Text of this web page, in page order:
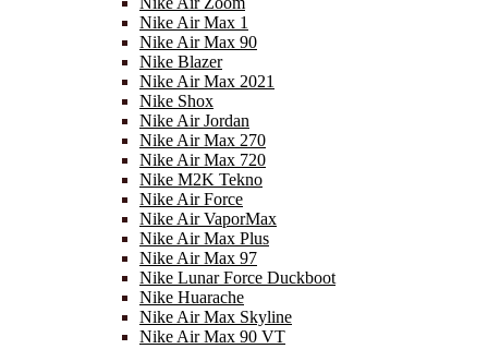
Nike Air Max 1
Nike Air Max 90
Nike Blazer
Nike Air Max 2021
Nike Shox
Nike Air Jordan
Nike Air Max 270
Nike Air Max 720
Nike M2K Tekno
Nike Air Force
Nike Air VaporMax
Nike Air Max Plus
Nike Air Max 97
Nike Lunar Force Duckboot
Nike Huarache
Nike Air Max Skyline
Nike Air Max 90 VT